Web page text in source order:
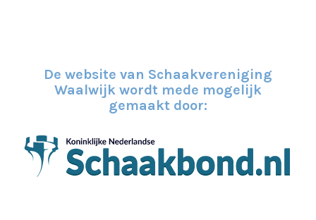
De website van Schaakvereniging
Waalwijk wordt mede mogelijk
gemaakt door: